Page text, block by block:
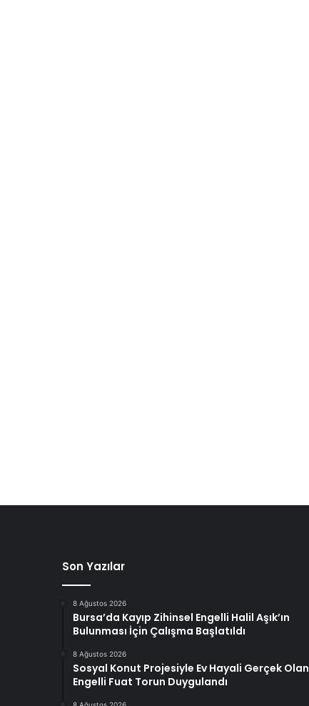
Son Yazılar
8 Ağustos 2026
Bursa’da Kayıp Zihinsel Engelli Halil Aşık’ın
Bulunması İçin Çalışma Başlatıldı
8 Ağustos 2026
Sosyal Konut Projesiyle Ev Hayali Gerçek Olan
Engelli Fuat Torun Duygulandı